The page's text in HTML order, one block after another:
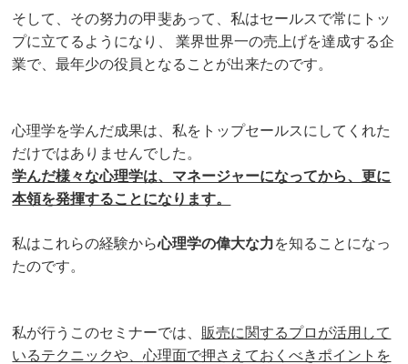
そして、その努力の甲斐あって、私はセールスで常にトッ
プに立てるようになり、
業界世界一の売上げを達成する企
業で、最年少の役員となることが出来たのです。
心理学を学んだ成果は、私をトップセールスにしてくれた
だけではありませんでした。
学んだ様々な心理学は、マネージャーになってから、更に
本領を発揮することになります。
私はこれらの経験から心理学の偉大な力を知ることになっ
たのです。
私が行うこのセミナーでは、 販売に関するプロが活用して
いるテクニックや、心理面で押さえておくべきポイントを